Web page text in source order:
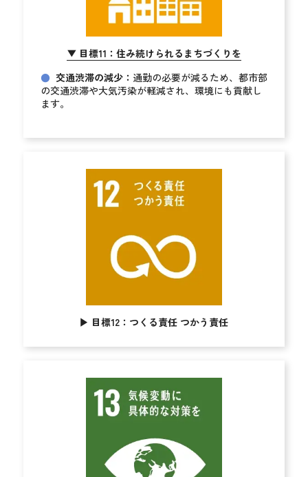
▶︎目標11：住み続けられるまちづくりを
● 交通渋滞の減少： 通勤の必要が減るため、都市部
の交通渋滞や大気汚染が軽減され、環境にも貢献し
ます。
▶︎ 目標12：つくる責任 つかう責任